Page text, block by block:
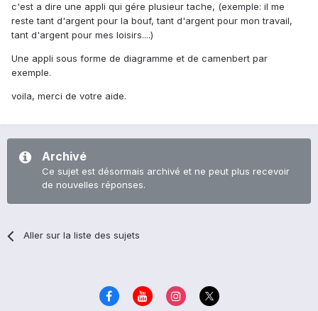
c'est a dire une appli qui gére plusieur tache, (exemple: il me
reste tant d'argent pour la bouf, tant d'argent pour mon travail,
tant d'argent pour mes loisirs....)
Une appli sous forme de diagramme et de camenbert par
exemple.
voila, merci de votre aide.
Archivé
Ce sujet est désormais archivé et ne peut plus recevoir
de nouvelles réponses.
Aller sur la liste des sujets